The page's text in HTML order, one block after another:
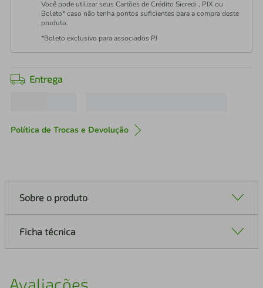
Você pode utilizar seus Cartões de Crédito Sicredi , PIX ou
Boleto* caso não tenha pontos suficientes para a compra deste
produto.
*Boleto exclusivo para associados PJ
Entrega
Política de Trocas e Devolução
Sobre o produto
Ficha técnica
Avaliações